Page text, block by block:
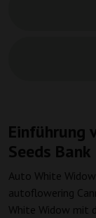
Einführung
Seeds Bank
Auto White
autoflowering
White Widow mit